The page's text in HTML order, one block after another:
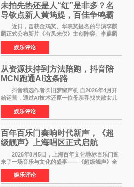
未拍先热还是人“红”是非多？名
导钦点新人黄筠媞，百佳争鸣霸
气回应
近日，曾获金鸡奖、华表奖提名的导演李麒
麟正式公布新片《有凤来仪》主创阵容。李麒麟
早年凭电影《华容道》获得金鸡奖、华表奖提
名，此后长期参与国内外电影制作，其担任制片
人参与的作品亦曾
娱乐评论
从资源扶持到方法陪跑，抖音陪
MCN跑通AI这条路
抖音精选作者@旧梦留声机 自2026年4月开
始运营，通过AI技术还原一位母亲寻找失散女儿
的故事，凭借强情感表达获得大量用户关注，发
布仅21小时便获得超1亿曝光、超1000万互动。
此后，账号持续沿
娱乐评论
百年百乐门奏响时代新声，《超
级靓声》上海唱区正式启航
2026年8月5日，上海百年文化地标百乐门迎
来了一场音乐与文化的盛事——《超级靓声》全
国励志音乐公益节目上海唱区新闻发布会暨启动
仪式在此隆重举行。各界领导、嘉宾与媒体朋友
齐聚一堂，共同
娱乐评论